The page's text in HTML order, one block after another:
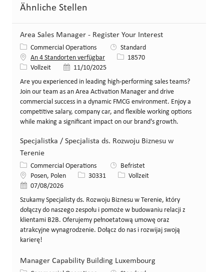
Ähnliche Stellen
Area Sales Manager - Register Your Interest
Kategorie
Commercial Operations
Standard
An 4 Standorten verfügbar
Stellen-ID
18570
Art der Stelle
Vollzeit Veröffentlicht am
11/10/2025
Are you experienced in leading high-performing sales teams?
Join our team as an Area Activation Manager and drive
commercial success in a dynamic FMCG environment. Enjoy a
competitive salary, company car, and flexible working options
while making a significant impact on our brand's growth.
Specjalistka / Specjalista ds. Rozwoju Biznesu w
Terenie
Kategorie
Commercial Operations
Befristet
StandortPosen, Polen Stellen-ID
30331 Art der Stelle
Vollzeit
Veröffentlicht am
07/08/2026
Szukamy Specjalisty ds. Rozwoju Biznesu w Terenie, który
dołączy do naszego zespołu i pomoże w budowaniu relacji z
klientami B2B. Oferujemy pełnoetatową umowę oraz
atrakcyjne wynagrodzenie. Dołącz do nas i rozwijaj swoją
karierę!
Manager Capability Building Luxembourg